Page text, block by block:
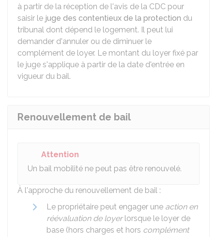
à partir de la réception de l'avis de la CDC pour
saisir le juge des contentieux de la protection du
tribunal dont dépend le logement. Il peut lui
demander d'annuler ou de diminuer le
complément de loyer. Le montant du loyer fixé par
le juge s'applique à partir de la date d'entrée en
vigueur du bail.
Renouvellement de bail
Attention
Un bail mobilité ne peut pas être renouvelé.
À l'approche du renouvellement de bail :
Le propriétaire peut engager une action en
réévaluation de loyerlorsque le loyer de
base (hors charges et hors complément